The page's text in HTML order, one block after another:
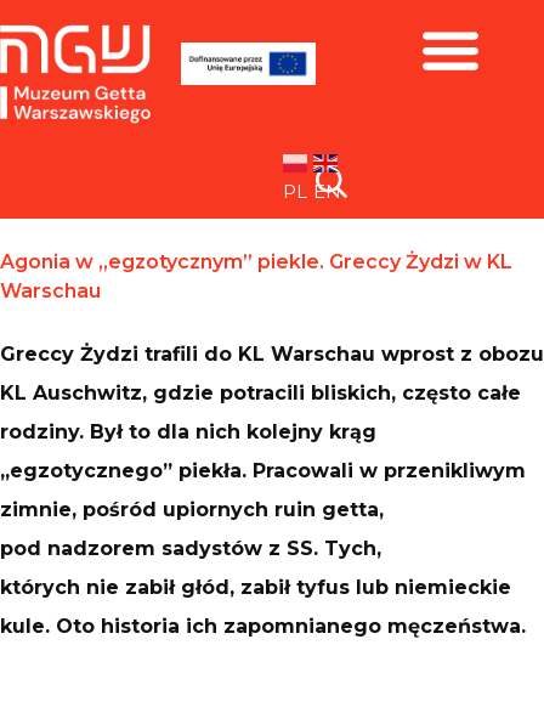
PL EN
Agonia w „egzotycznym” piekle. Greccy Żydzi w KL
Warschau
Greccy Żydzi trafili do KL Warschau wprost z obozu
KL Auschwitz, gdzie potracili bliskich, często całe
rodziny. Był to dla nich kolejny krąg
„egzotycznego” piekła. Pracowali w przenikliwym
zimnie, pośród upiornych ruin getta,
pod nadzorem sadystów z SS. Tych,
których nie zabił głód, zabił tyfus lub niemieckie
kule. Oto historia ich zapomnianego męczeństwa.